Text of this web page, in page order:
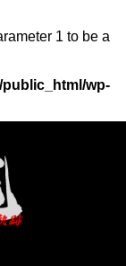
1 to be a
wp-